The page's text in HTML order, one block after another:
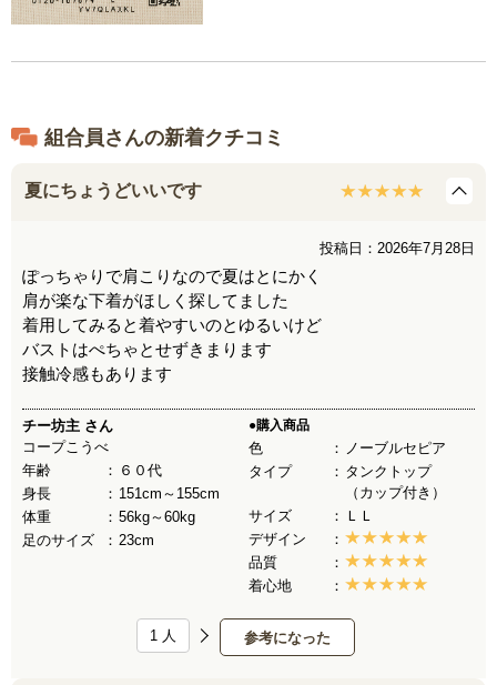
組合員さんの新着クチコミ
夏にちょうどいいです
投稿日：2026年7月28日
ぽっちゃりで肩こりなので夏はとにかく
肩が楽な下着がほしく探してました
着用してみると着やすいのとゆるいけど
バストはぺちゃとせずきまります
接触冷感もあります
チー坊主 さん
コープこうべ
年齢
６０代
身長
151cm～155cm
体重
56kg～60kg
足のサイズ
23cm
●購入商品
色
ノーブルセピア
タイプ
タンクトップ
（カップ付き）
サイズ
ＬＬ
デザイン
品質
着心地
参考になった
1 人